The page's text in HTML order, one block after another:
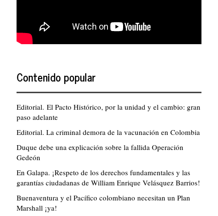
Contenido popular
Editorial. El Pacto Histórico, por la unidad y el cambio: gran
paso adelante
Editorial. La criminal demora de la vacunación en Colombia
Duque debe una explicación sobre la fallida Operación
Gedeón
En Galapa. ¡Respeto de los derechos fundamentales y las
garantías ciudadanas de William Enrique Velásquez Barrios!
Buenaventura y el Pacífico colombiano necesitan un Plan
Marshall ¡ya!